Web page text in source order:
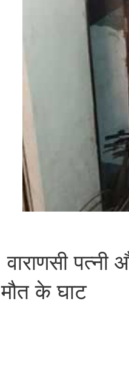
वाराणसी पत्नी
मौत के घाट